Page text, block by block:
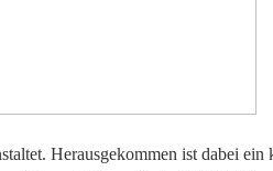
Herausgekommen ist dabei